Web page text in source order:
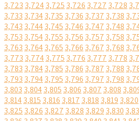
3,723 3,7243,725 3,726 3,727 3,728
3,733 3,7343,735 3,736 3,737 3,738
3,743 3,7443,745 3,746 3,747 3,748
3,753 3,7543,755 3,756 3,757 3,758
3,763 3,7643,765 3,766 3,767 3,768
3,773 3,7743,775 3,776 3,777 3,778
3,783 3,7843,785 3,786 3,787 3,788
3,793 3,7943,795 3,796 3,797 3,798
3,803 3,8043,805 3,806 3,807 3,808
3,8143,815 3,816 3,817 3,818 3,819 3,820
3,825 3,826 3,827 3,828 3,829 3,830